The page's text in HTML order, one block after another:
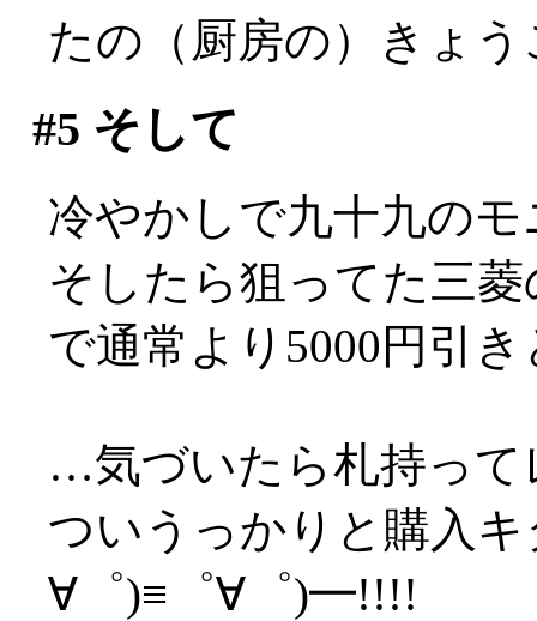
たの（厨房の）きょ
#5 そして
冷やかしで九十九の
そしたら狙ってた三
で通常より5000円引
…気づいたら札持って
ついうっかりと購入
∀゜)≡゜∀゜)━!!!!